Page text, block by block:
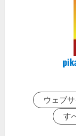
ウェブ
す